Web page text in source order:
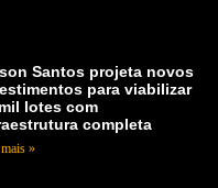
Santos projeta novos
para viabilizar
lotes com
completa
»